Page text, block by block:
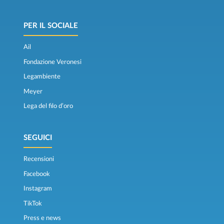
PER IL SOCIALE
Ail
Fondazione Veronesi
Legambiente
Meyer
Lega del filo d’oro
SEGUICI
Recensioni
Facebook
Instagram
TikTok
Press e news